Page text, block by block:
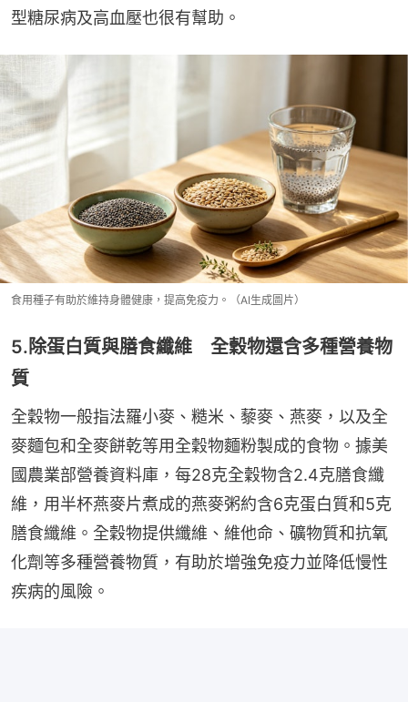
型糖尿病及高血壓也很有幫助。
食用種子有助於維持身體健康，提高免疫力。（AI生成圖片）
5.除蛋白質與膳食纖維 全穀物還含多種營養物
質
全穀物一般指法羅小麥、糙米、藜麥、燕麥，以及全
麥麵包和全麥餅乾等用全穀物麵粉製成的食物。據美
國農業部營養資料庫，每28克全穀物含2.4克膳食纖
維，用半杯燕麥片煮成的燕麥粥約含6克蛋白質和5克
膳食纖維。全穀物提供纖維、維他命、礦物質和抗氧
化劑等多種營養物質，有助於增強免疫力並降低慢性
疾病的風險。